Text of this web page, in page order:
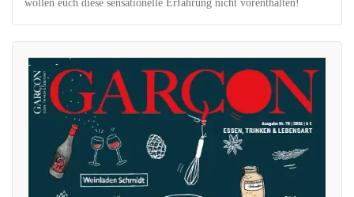
wollen euch diese sensationelle Erfahrung nicht vorenthalten!